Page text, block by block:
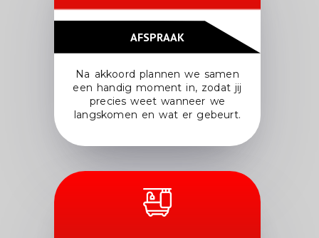
AFSPRAAK
Na akkoord plannen we samen
een handig moment in, zodat jij
precies weet wanneer we
langskomen en wat er gebeurt.